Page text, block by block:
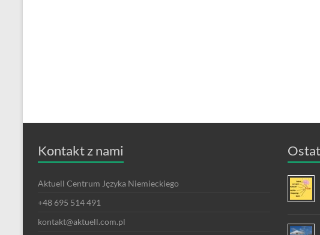
Kontakt z nami
Aktuell Centrum Języka Niemieckiego
+48 695 514 491
kontakt@aktuell.com.pl